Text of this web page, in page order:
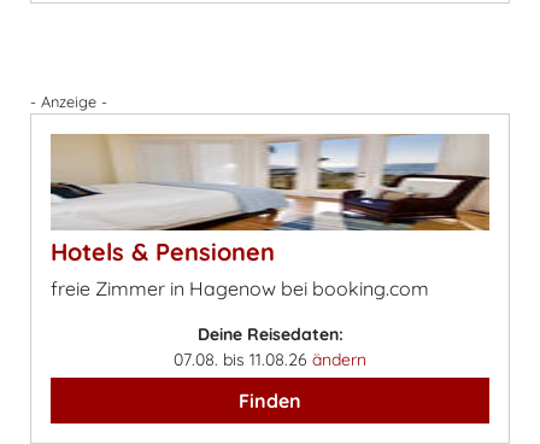
- Anzeige -
Hotels & Pensionen
freie Zimmer in Hagenow bei booking.com
Deine Reisedaten:
07.08. bis 11.08.26 ändern
Finden